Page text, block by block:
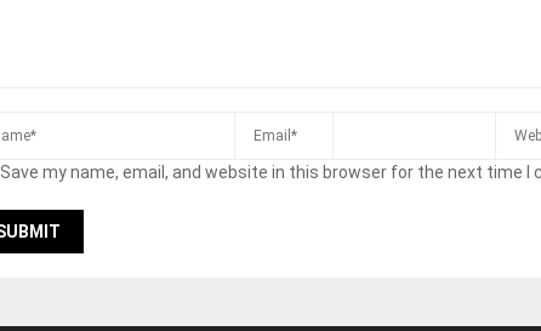
Save my name, email, and website in this browser for the next time I